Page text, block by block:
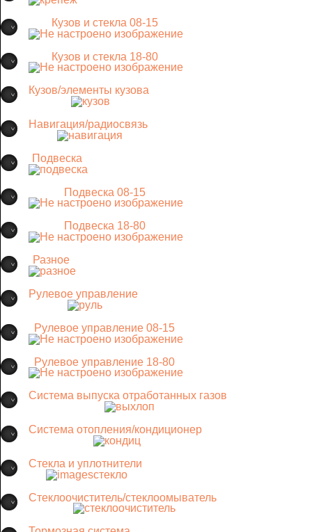
Кузов и стекла 08-15
Кузов и стекла 18-80
Кузов/элементы кузова
Навигация/радиосвязь
Подвеска
Подвеска 08-15
Подвеска 18-80
Разное
Рулевое управление
Рулевое управление 08-15
Рулевое управление 18-80
Система выпуска отработанных газов
Система отопления/кондиционер
Стекла и уплотнители
Стеклоочиститель/стеклоомыватель